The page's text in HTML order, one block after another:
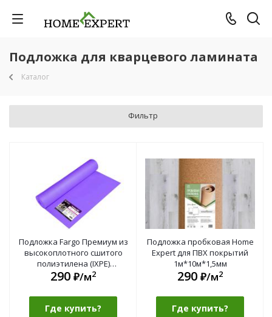
Подложка для кварцевого ламината
Каталог
Фильтр
Подложка Fargo Премиум из
высокоплотного сшитого
полиэтилена (IXPE)
1м*10м*1,5мм (1 рул.- 10м2)
290 ₽/м2
Где купить?
Подложка пробковая Home
Expert для ПВХ покрытий
1м*10м*1,5мм
290 ₽/м2
Где купить?